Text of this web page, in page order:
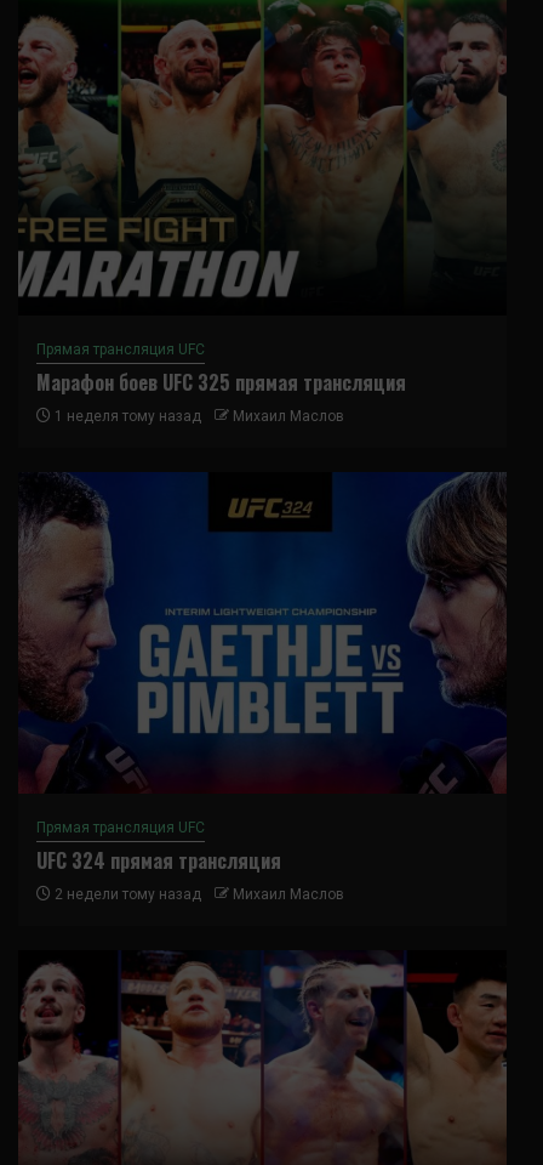
Прямая трансляция UFC
Марафон боев UFC 325 прямая трансляция
1 неделя тому назад Михаил Маслов
Прямая трансляция UFC
UFC 324 прямая трансляция
2 недели тому назад Михаил Маслов